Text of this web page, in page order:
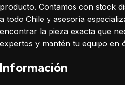
producto. Contamos con stock
a todo Chile y asesoría
encontrar la pieza exacta que
expertos y mantén tu equipo en
Información